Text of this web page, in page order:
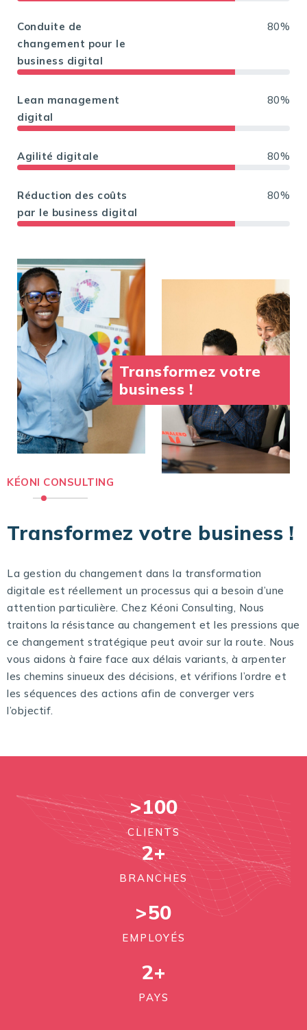
Conduite de
changement pour le
business digital
80%
Lean management
digital
80%
Agilité digitale 80%
Réduction des coûts
par le business digital
80%
Transformez votre
business !
KÉONI CONSULTING
Transformez votre business !
La gestion du changement dans la transformation
digitale est réellement un processus qui a besoin d’une
attention particulière. Chez Kéoni Consulting, Nous
traitons la résistance au changement et les pressions que
ce changement stratégique peut avoir sur la route. Nous
vous aidons à faire face aux délais variants, à arpenter
les chemins sinueux des décisions, et vérifions l’ordre et
les séquences des actions afin de converger vers
l’objectif.
>100
CLIENTS
2+
BRANCHES
>50
EMPLOYÉS
2+
PAYS